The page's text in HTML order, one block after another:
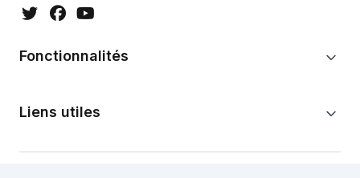
Fonctionnalités
Liens utiles